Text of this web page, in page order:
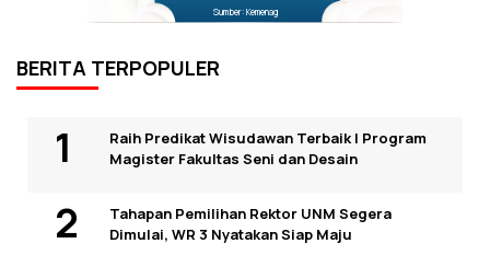
Sumber: Kemenag
BERITA TERPOPULER
Raih Predikat Wisudawan Terbaik I Program
Magister Fakultas Seni dan Desain
Tahapan Pemilihan Rektor UNM Segera
Dimulai, WR 3 Nyatakan Siap Maju